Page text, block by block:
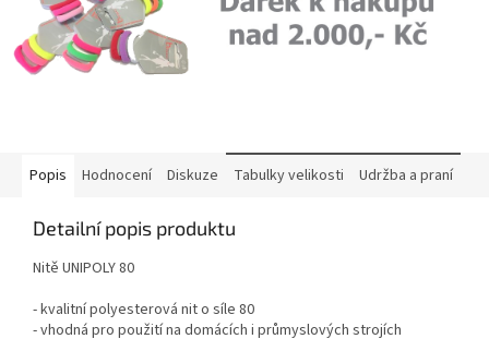
Popis Hodnocení Diskuze Tabulky velikosti Udržba a praní
Detailní popis produktu
Nitě UNIPOLY 80
- kvalitní polyesterová nit o síle 80
- vhodná pro použití na domácích i průmyslových strojích